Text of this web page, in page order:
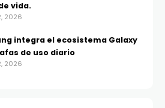
vida.
2026
integra el ecosistema Galaxy
de uso diario
2026